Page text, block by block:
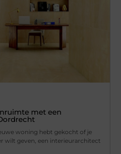
met een
woning hebt gekocht of je
wilt geven, een interieurarchitect